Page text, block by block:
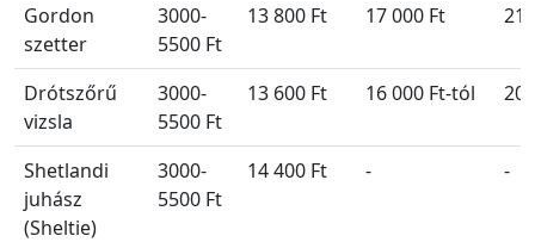
Gordon
szetter
3000-
5500 Ft
13 800 Ft 17 000 Ft 21
Drótszőrű
vizsla
3000-
5500 Ft
13 600 Ft 16 000 Ft-tól 20
Shetlandi
juhász
(Sheltie)
3000-
5500 Ft
14 400 Ft - -